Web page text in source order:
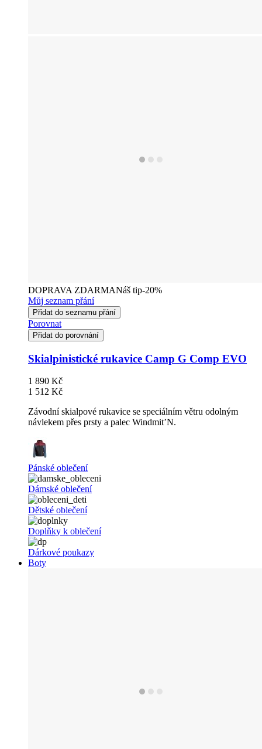
DOPRAVA ZDARMANáš tip-20%
Můj seznam přání
Přidat do seznamu přání
Porovnat
Přidat do porovnání
Skialpinistické rukavice Camp G Comp EVO
1 890 Kč
1 512 Kč
Závodní skialpové rukavice se speciálním větru odolným
návlekem přes prsty a palec Windmit’N.
Pánské oblečení
Dámské oblečení
Dětské oblečení
Doplňky k oblečení
Dárkové poukazy
Boty